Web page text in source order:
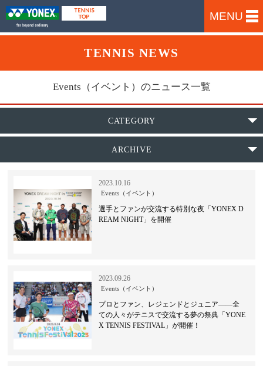
MENU
TENNIS NEWS
Events（イベント）のニュース一覧
CATEGORY
ARCHIVE
2023.10.16
Events（イベント）
選手とファンが交流する特別な夜「YONEX D
REAM NIGHT」を開催
2023.09.26
Events（イベント）
プロとファン、レジェンドとジュニア――全
ての人々がテニスで交流する夢の祭典「YONE
X TENNIS FESTIVAL」が開催！